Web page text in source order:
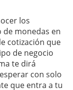
los
de monedas en
cotización que
de negocio
te dirá
con solo
que entra a tu